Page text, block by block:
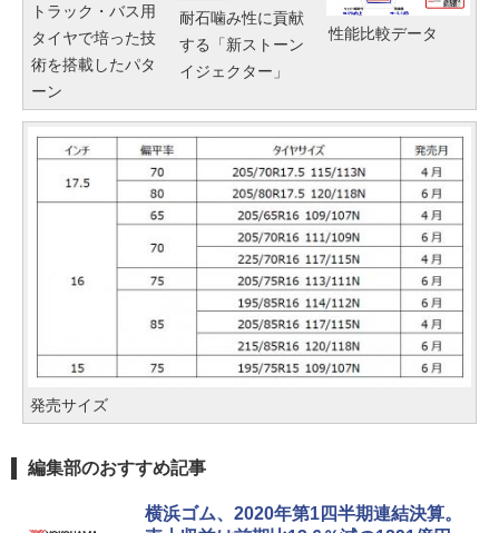
トラック・バス用
タイヤで培った技
術を搭載したパタ
ーン
耐石噛み性に貢献
する「新ストーン
イジェクター」
性能比較データ
発売サイズ
編集部のおすすめ記事
横浜ゴム、2020年第1四半期連結決算。